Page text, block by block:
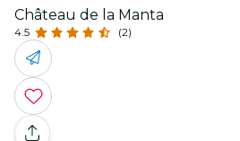
Château de la Manta
4.5 (2)